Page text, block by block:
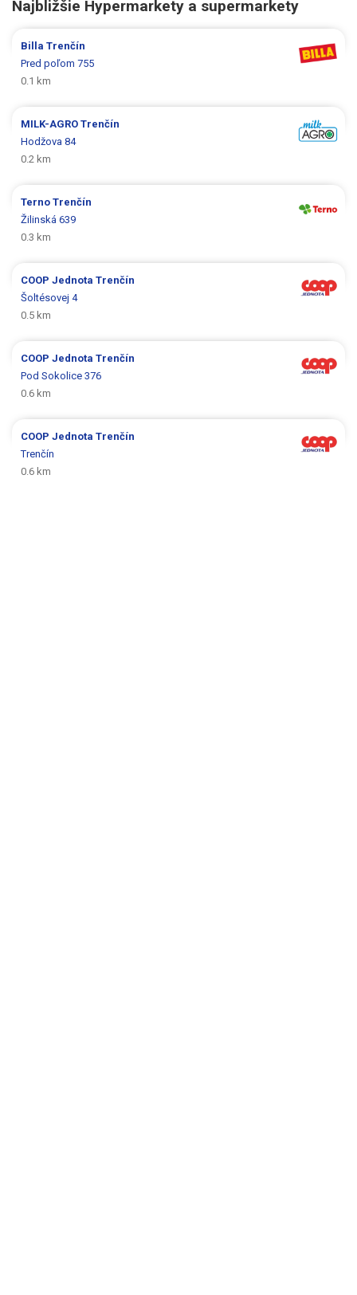
Najbližšie Hypermarkety a supermarkety
BillaTrenčín
Pred poľom 755
0.1 km
MILK-AGROTrenčín
Hodžova 84
0.2 km
TernoTrenčín
Žilinská 639
0.3 km
COOP JednotaTrenčín
Šoltésovej 4
0.5 km
COOP JednotaTrenčín
Pod Sokolice 376
0.6 km
COOP JednotaTrenčín
Trenčín
0.6 km